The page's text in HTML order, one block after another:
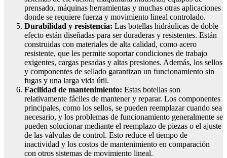
prensado, máquinas herramientas y muchas otras aplicaciones
donde se requiere fuerza y movimiento lineal controlado.
Durabilidad y resistencia: Las botellas hidráulicas de doble
efecto están diseñadas para ser duraderas y resistentes. Están
construidas con materiales de alta calidad, como acero
resistente, que les permite soportar condiciones de trabajo
exigentes, cargas pesadas y altas presiones. Además, los sellos
y componentes de sellado garantizan un funcionamiento sin
fugas y una larga vida útil.
Facilidad de mantenimiento: Estas botellas son
relativamente fáciles de mantener y reparar. Los componentes
principales, como los sellos, se pueden reemplazar cuando sea
necesario, y los problemas de funcionamiento generalmente se
pueden solucionar mediante el reemplazo de piezas o el ajuste
de las válvulas de control. Esto reduce el tiempo de
inactividad y los costos de mantenimiento en comparación
con otros sistemas de movimiento lineal.